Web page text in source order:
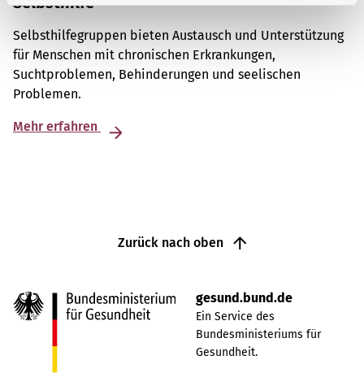
Selbsthilfegruppen bieten Austausch und Unterstützung
für Menschen mit chronischen Erkrankungen,
Suchtproblemen, Behinderungen und seelischen
Problemen.
Mehr erfahren
Zurück nach oben
gesund.bund.de
Ein Service des
Bundesministeriums für
Gesundheit.